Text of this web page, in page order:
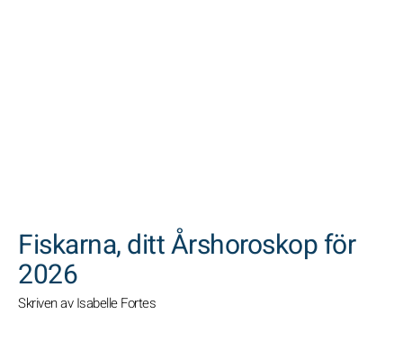
Fiskarna, ditt Årshoroskop för
2026
Skriven av Isabelle Fortes